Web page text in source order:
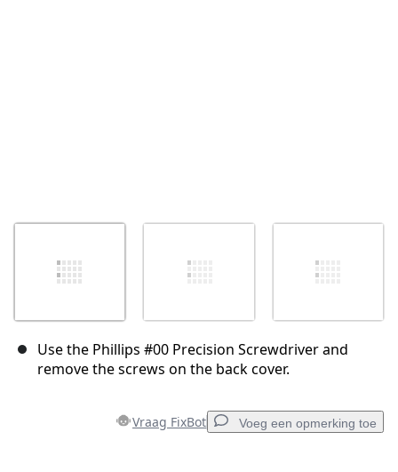
Use the Phillips #00 Precision Screwdriver and
remove the screws on the back cover.
Vraag FixBot Voeg een opmerking toe